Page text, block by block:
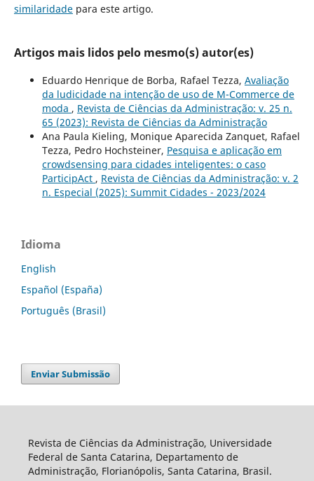
similaridadepara este artigo.
Artigos mais lidos pelo mesmo(s) autor(es)
Eduardo Henrique de Borba, Rafael Tezza, Avaliação
da ludicidade na intenção de uso de M-Commerce de
moda , Revista de Ciências da Administração: v. 25 n.
65 (2023): Revista de Ciências da Administração
Ana Paula Kieling, Monique Aparecida Zanquet, Rafael
Tezza, Pedro Hochsteiner, Pesquisa e aplicação em
crowdsensing para cidades inteligentes: o caso
ParticipAct , Revista de Ciências da Administração: v. 2
n. Especial (2025): Summit Cidades - 2023/2024
Idioma
English
Español (España)
Português (Brasil)
Enviar Submissão
Revista de Ciências da Administração, Universidade
Federal de Santa Catarina, Departamento de
Administração, Florianópolis, Santa Catarina, Brasil.